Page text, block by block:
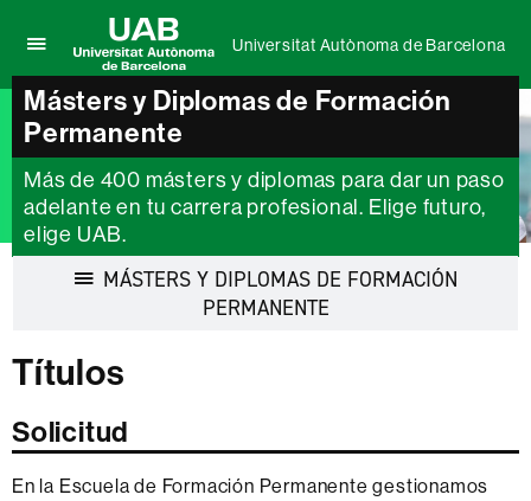
aquí
para
desplegar
el
menú
de
Universitat
Autònoma
UAB
Universitat
Autònoma
de
Barcelona
Universitat Autònoma de Barcelona
Másters y Diplomas de Formación
Permanente
Más de 400 másters y diplomas para dar un paso
adelante en tu carrera profesional. Elige futuro,
elige UAB.
MÁSTERS Y DIPLOMAS DE FORMACIÓN
PERMANENTEDesplegar
Títulos
Solicitud
En la Escuela de Formación Permanente gestionamos